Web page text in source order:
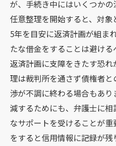
が、手続き中にはいくつかの
任意整理を開始すると、対
5年を目安に返済計画が組ま
たな借金をすることは避け
返済計画に支障をきたす恐
理は裁判所を通さず債権者
渉が不調に終わる場合もあ
減するためにも、弁護士に
なサポートを受けることが
をすると信用情報に記録が